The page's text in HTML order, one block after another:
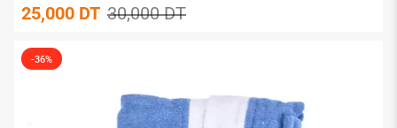
30,000DT
25,000 DT
-36%